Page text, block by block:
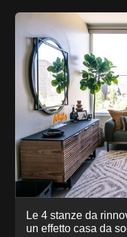
Le 4 stanze da
un effetto casa da